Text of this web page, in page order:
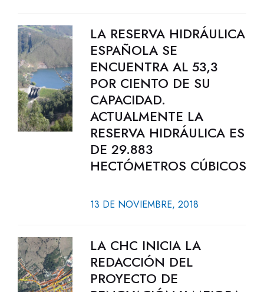
LA RESERVA HIDRÁULICA
ESPAÑOLA SE
ENCUENTRA AL 53,3
POR CIENTO DE SU
CAPACIDAD.
ACTUALMENTE LA
RESERVA HIDRÁULICA ES
DE 29.883
HECTÓMETROS CÚBICOS
13 DE NOVIEMBRE, 2018
LA CHC INICIA LA
REDACCIÓN DEL
PROYECTO DE